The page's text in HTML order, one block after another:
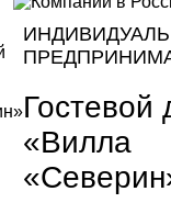
Гостевой
«Вилла